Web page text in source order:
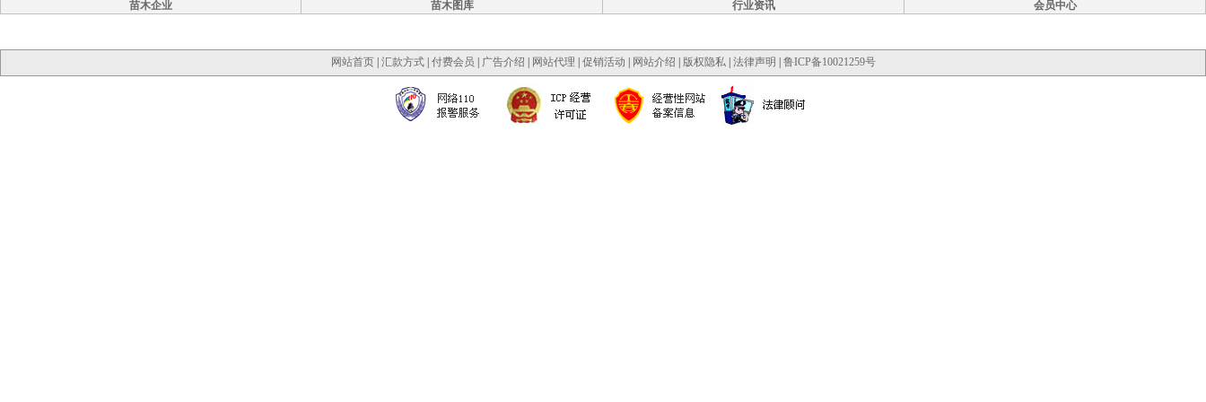
苗木企业 苗木图库 行业资讯 会员中心
网站首页| 汇款方式| 付费会员 广告介绍 网站代理 促销活动 网站介绍 版权隐私| 法律声明 鲁ICP备10021259号